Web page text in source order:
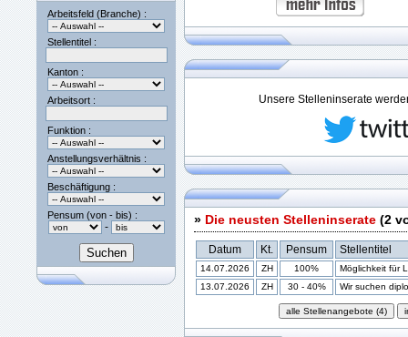
Arbeitsfeld (Branche) :
Stellentitel :
Kanton :
Arbeitsort :
Funktion :
Anstellungsverhältnis :
Beschäftigung :
Pensum (von - bis) :
-
Unsere Stelleninserate
» Die neusten Stelleninserate (2
Datum Kt. Pensum Stellentitel
14.07.2026 ZH 100%
Möglichkeit für
13.07.2026
ZH 30 - 40% Wir suchen